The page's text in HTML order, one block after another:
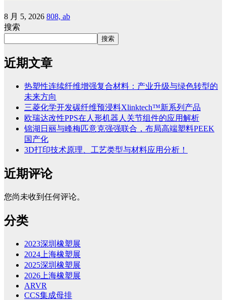
8 月 5, 2026 808, ab
搜索
搜索
近期文章
热塑性连续纤维增强复合材料：产业升级与绿色转型的
未来方向
三菱化学开发碳纤维预浸料Xlinktech™新系列产品
欧瑞达改性PPS在人形机器人关节组件的应用解析
锦湖日丽与峰梅匹意克强强联合，布局高端塑料PEEK
国产化
3D打印技术原理、工艺类型与材料应用分析！
近期评论
您尚未收到任何评论。
分类
2023深圳橡塑展
2024上海橡塑展
2025深圳橡塑展
2026上海橡塑展
ARVR
CCS集成母排